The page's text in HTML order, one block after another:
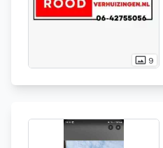
photo_size_select_actual 9